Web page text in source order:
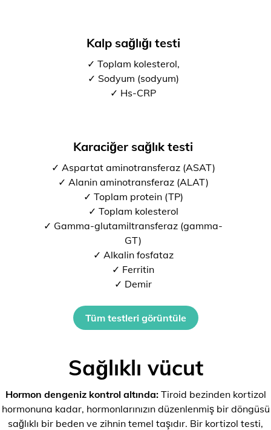
Kalp sağlığı testi
✓ Toplam kolesterol,
✓ Sodyum (sodyum)
✓ Hs-CRP
Karaciğer sağlık testi
✓ Aspartat aminotransferaz (ASAT)
✓ Alanin aminotransferaz (ALAT)
✓ Toplam protein (TP)
✓ Toplam kolesterol
✓ Gamma-glutamiltransferaz (gamma-
GT)
✓ Alkalin fosfataz
✓ Ferritin
✓ Demir
Tüm testleri görüntüle
Sağlıklı vücut
Hormon dengeniz kontrol altında:Tiroid bezinden kortizol
hormonuna kadar, hormonlarınızın düzenlenmiş bir döngüsü
sağlıklı bir beden ve zihnin temel taşıdır. Bir kortizol testi,